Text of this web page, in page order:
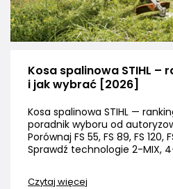
Kosa spalinowa STIHL –
i jak wybrać [2026]
Kosa spalinowa STIHL —
poradnik wyboru od
Porównaj FS 55, FS 89, FS 120,
Sprawdź technologie 2-MIX,
Czytaj więcej